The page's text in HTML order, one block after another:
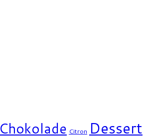
Chokolade Citron Dessert